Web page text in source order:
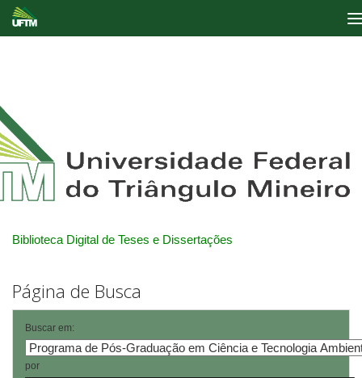
Biblioteca Digital de Teses e Dissertações
Página de Busca
Buscar em:
por